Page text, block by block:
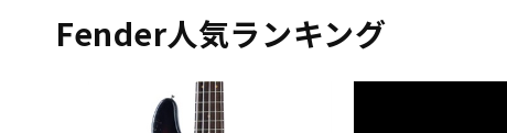
中古
エレキギター/#American Performer
ベース
Fender人気ランキング